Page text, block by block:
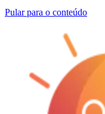
Pular para o conteúdo